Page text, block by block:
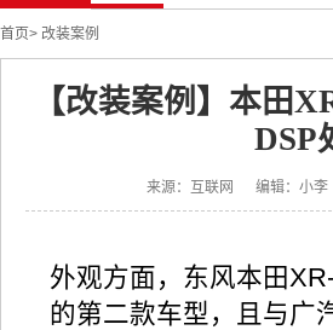
首页> 改装案例
【改装案例】本田
DSP
来源：互联网 编辑：小李
外观方面，东风本田
的第二款车型，且与广